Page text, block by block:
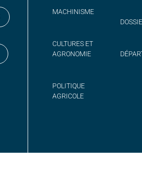
MACHINISME
CULTURES ET
AGRONOMIE
POLITIQUE
AGRICOLE